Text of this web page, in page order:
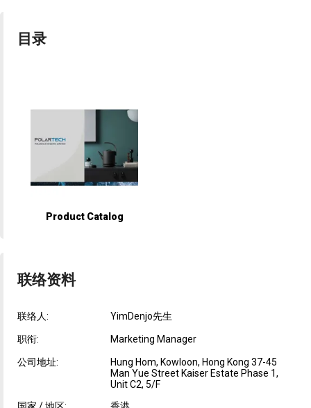
目录
Product Catalog
联络资料
联络人: YimDenjo先生
职衔: Marketing Manager
公司地址:
Hung Hom, Kowloon, Hong Kong 37-45
Man Yue Street Kaiser Estate Phase 1,
Unit C2, 5/F